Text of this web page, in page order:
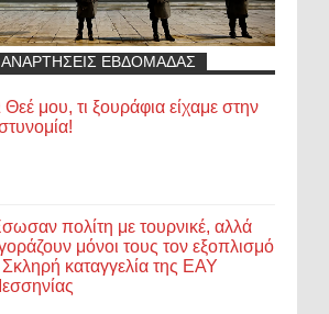
ΕΒΔΟΜΑΔΑΣ
μου, τι ξουράφια είχαμε στην
πολίτη με τουρνικέ, αλλά
μόνοι τους τον εξοπλισμό
καταγγελία της ΕΑΥ